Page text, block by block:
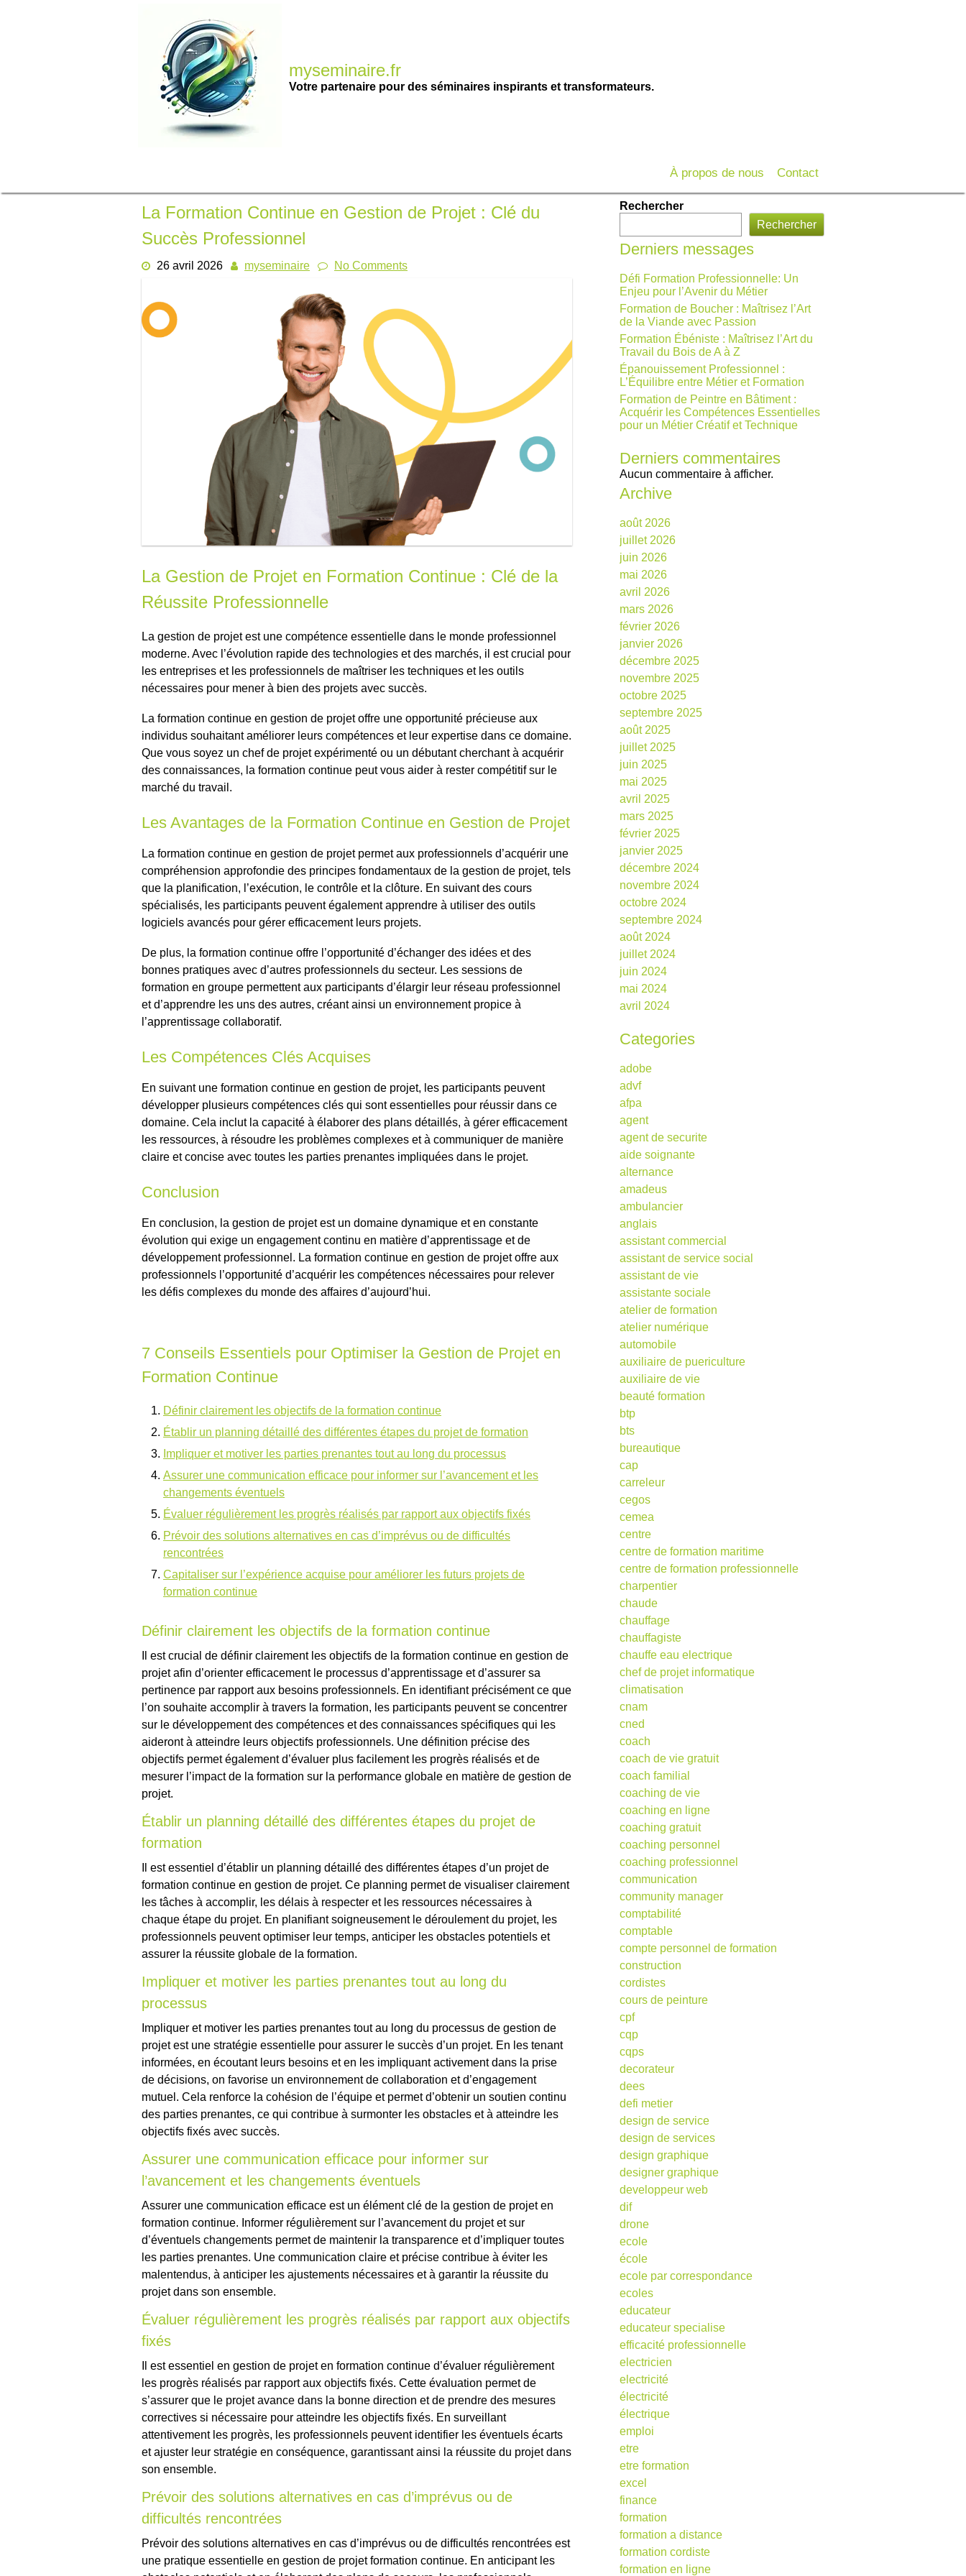
myseminaire.fr
Votre partenaire pour des séminaires inspirants et transformateurs.
À propos de nous Contact
La Formation Continue en Gestion de Projet : Clé du
Succès Professionnel
26 avril 2026 myseminaire No Comments
La Gestion de Projet en Formation Continue : Clé de la
Réussite Professionnelle
La gestion de projet est une compétence essentielle dans le monde professionnel
moderne. Avec l’évolution rapide des technologies et des marchés, il est crucial pour
les entreprises et les professionnels de maîtriser les techniques et les outils
nécessaires pour mener à bien des projets avec succès.
La formation continue en gestion de projet offre une opportunité précieuse aux
individus souhaitant améliorer leurs compétences et leur expertise dans ce domaine.
Que vous soyez un chef de projet expérimenté ou un débutant cherchant à acquérir
des connaissances, la formation continue peut vous aider à rester compétitif sur le
marché du travail.
Les Avantages de la Formation Continue en Gestion de Projet
La formation continue en gestion de projet permet aux professionnels d’acquérir une
compréhension approfondie des principes fondamentaux de la gestion de projet, tels
que la planification, l’exécution, le contrôle et la clôture. En suivant des cours
spécialisés, les participants peuvent également apprendre à utiliser des outils
logiciels avancés pour gérer efficacement leurs projets.
De plus, la formation continue offre l’opportunité d’échanger des idées et des
bonnes pratiques avec d’autres professionnels du secteur. Les sessions de
formation en groupe permettent aux participants d’élargir leur réseau professionnel
et d’apprendre les uns des autres, créant ainsi un environnement propice à
l’apprentissage collaboratif.
Les Compétences Clés Acquises
En suivant une formation continue en gestion de projet, les participants peuvent
développer plusieurs compétences clés qui sont essentielles pour réussir dans ce
domaine. Cela inclut la capacité à élaborer des plans détaillés, à gérer efficacement
les ressources, à résoudre les problèmes complexes et à communiquer de manière
claire et concise avec toutes les parties prenantes impliquées dans le projet.
Conclusion
En conclusion, la gestion de projet est un domaine dynamique et en constante
évolution qui exige un engagement continu en matière d’apprentissage et de
développement professionnel. La formation continue en gestion de projet offre aux
professionnels l’opportunité d’acquérir les compétences nécessaires pour relever
les défis complexes du monde des affaires d’aujourd’hui.
7 Conseils Essentiels pour Optimiser la Gestion de Projet en
Formation Continue
Définir clairement les objectifs de la formation continue
Établir un planning détaillé des différentes étapes du projet de formation
Impliquer et motiver les parties prenantes tout au long du processus
Assurer une communication efficace pour informer sur l’avancement et les
changements éventuels
Évaluer régulièrement les progrès réalisés par rapport aux objectifs fixés
Prévoir des solutions alternatives en cas d’imprévus ou de difficultés
rencontrées
Capitaliser sur l’expérience acquise pour améliorer les futurs projets de
formation continue
Définir clairement les objectifs de la formation continue
Il est crucial de définir clairement les objectifs de la formation continue en gestion de
projet afin d’orienter efficacement le processus d’apprentissage et d’assurer sa
pertinence par rapport aux besoins professionnels. En identifiant précisément ce que
l’on souhaite accomplir à travers la formation, les participants peuvent se concentrer
sur le développement des compétences et des connaissances spécifiques qui les
aideront à atteindre leurs objectifs professionnels. Une définition précise des
objectifs permet également d’évaluer plus facilement les progrès réalisés et de
mesurer l’impact de la formation sur la performance globale en matière de gestion de
projet.
Établir un planning détaillé des différentes étapes du projet de
formation
Il est essentiel d’établir un planning détaillé des différentes étapes d’un projet de
formation continue en gestion de projet. Ce planning permet de visualiser clairement
les tâches à accomplir, les délais à respecter et les ressources nécessaires à
chaque étape du projet. En planifiant soigneusement le déroulement du projet, les
professionnels peuvent optimiser leur temps, anticiper les obstacles potentiels et
assurer la réussite globale de la formation.
Impliquer et motiver les parties prenantes tout au long du
processus
Impliquer et motiver les parties prenantes tout au long du processus de gestion de
projet est une stratégie essentielle pour assurer le succès d’un projet. En les tenant
informées, en écoutant leurs besoins et en les impliquant activement dans la prise
de décisions, on favorise un environnement de collaboration et d’engagement
mutuel. Cela renforce la cohésion de l’équipe et permet d’obtenir un soutien continu
des parties prenantes, ce qui contribue à surmonter les obstacles et à atteindre les
objectifs fixés avec succès.
Assurer une communication efficace pour informer sur
l’avancement et les changements éventuels
Assurer une communication efficace est un élément clé de la gestion de projet en
formation continue. Informer régulièrement sur l’avancement du projet et sur
d’éventuels changements permet de maintenir la transparence et d’impliquer toutes
les parties prenantes. Une communication claire et précise contribue à éviter les
malentendus, à anticiper les ajustements nécessaires et à garantir la réussite du
projet dans son ensemble.
Évaluer régulièrement les progrès réalisés par rapport aux objectifs
fixés
Il est essentiel en gestion de projet en formation continue d’évaluer régulièrement
les progrès réalisés par rapport aux objectifs fixés. Cette évaluation permet de
s’assurer que le projet avance dans la bonne direction et de prendre des mesures
correctives si nécessaire pour atteindre les objectifs fixés. En surveillant
attentivement les progrès, les professionnels peuvent identifier les éventuels écarts
et ajuster leur stratégie en conséquence, garantissant ainsi la réussite du projet dans
son ensemble.
Prévoir des solutions alternatives en cas d’imprévus ou de
difficultés rencontrées
Prévoir des solutions alternatives en cas d’imprévus ou de difficultés rencontrées est
une pratique essentielle en gestion de projet formation continue. En anticipant les
Rechercher
Rechercher
Derniers messages
Défi Formation Professionnelle: Un
Enjeu pour l’Avenir du Métier
Formation de Boucher : Maîtrisez l’Art
de la Viande avec Passion
Formation Ébéniste : Maîtrisez l’Art du
Travail du Bois de A à Z
Épanouissement Professionnel :
L’Équilibre entre Métier et Formation
Formation de Peintre en Bâtiment :
Acquérir les Compétences Essentielles
pour un Métier Créatif et Technique
Derniers commentaires
Aucun commentaire à afficher.
Archive
août 2026
juillet 2026
juin 2026
mai 2026
avril 2026
mars 2026
février 2026
janvier 2026
décembre 2025
novembre 2025
octobre 2025
septembre 2025
août 2025
juillet 2025
juin 2025
mai 2025
avril 2025
mars 2025
février 2025
janvier 2025
décembre 2024
novembre 2024
octobre 2024
septembre 2024
août 2024
juillet 2024
juin 2024
mai 2024
avril 2024
Categories
adobe
advf
afpa
agent
agent de securite
aide soignante
alternance
amadeus
ambulancier
anglais
assistant commercial
assistant de service social
assistant de vie
assistante sociale
atelier de formation
atelier numérique
automobile
auxiliaire de puericulture
auxiliaire de vie
beauté formation
btp
bts
bureautique
cap
carreleur
cegos
cemea
centre
centre de formation maritime
centre de formation professionnelle
charpentier
chaude
chauffage
chauffagiste
chauffe eau electrique
chef de projet informatique
climatisation
cnam
cned
coach
coach de vie gratuit
coach familial
coaching de vie
coaching en ligne
coaching gratuit
coaching personnel
coaching professionnel
communication
community manager
comptabilité
comptable
compte personnel de formation
construction
cordistes
cours de peinture
cpf
cqp
cqps
decorateur
dees
defi metier
design de service
design de services
design graphique
designer graphique
developpeur web
dif
drone
ecole
école
ecole par correspondance
ecoles
educateur
educateur specialise
efficacité professionnelle
electricien
electricité
électricité
électrique
emploi
etre
etre formation
excel
finance
formation
formation a distance
formation cordiste
formation en ligne